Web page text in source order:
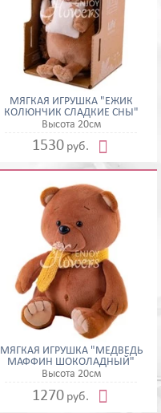
МЯГКАЯ ИГРУШКА "ЁЖИК
КОЛЮНЧИК СЛАДКИЕ СНЫ"
Высота 20см
1530 руб. 
МЯГКАЯ ИГРУШКА "МЕДВЕДЬ
МАФФИН ШОКОЛАДНЫЙ"
Высота 20см
1270 руб. 